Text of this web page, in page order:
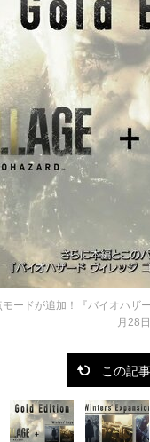
ードが追加！『バイオハ
月28
この記